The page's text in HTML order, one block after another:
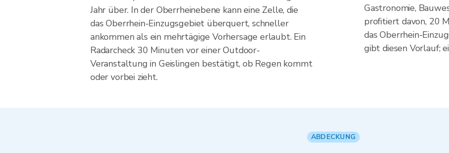
Jahr über. In der Oberrheinebene kann eine Zelle, die
das Oberrhein-Einzugsgebiet überquert, schneller
ankommen als ein mehrtägige Vorhersage erlaubt. Ein
Radarcheck 30 Minuten vor einer Outdoor-
Veranstaltung in Geislingen bestätigt, ob Regen kommt
oder vorbei zieht.
Gastronomie,
profitiert davon, 20
das Oberrhein-
gibt diesen Vorlauf;
ABDECKUNG